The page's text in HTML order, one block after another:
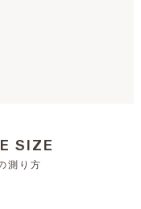
SIZE
測り方